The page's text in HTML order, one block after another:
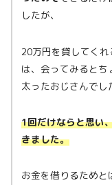
したが、
20万円を貸してく
は、会ってみると
太ったおじさんでし
1回だけならと思い
きました。
お金を借りるため